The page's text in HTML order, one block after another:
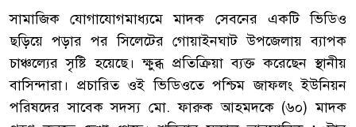
সামাজিক যোগাযোগমাধ্যমে মাদক সেবনের একটি ভিডিও
ছড়িয়ে পড়ার পর সিলেটের গোয়াইনঘাট উপজেলায় ব্যাপক
চাঞ্চল্যের সৃষ্টি হয়েছে। ক্ষুব্ধ প্রতিক্রিয়া ব্যক্ত করেছেন স্থানীয়
বাসিন্দারা। প্রচারিত ওই ভিডিওতে পশ্চিম জাফলং ইউনিয়ন
পরিষদের সাবেক সদস্য মো. ফারুক আহমদকে (৬০) মাদক